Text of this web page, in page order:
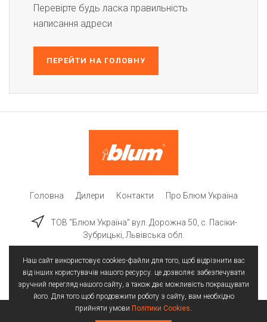
Перевірте будь ласка правильність
написання адреси
ПЕРЕЙТИ НА ГОЛОВНУ
Головна Дилери Контакти Про Блюм Україна
ТОВ “Блюм Україна” вул. Дорожна 50, c. Пасіки-
Зубрицькі, Львівська обл.
Наш сайт використовує cookies-файли для того, щоб відрізнити вас
від інших користувачів нашого ресурсу. це дозволяє забезпечувати
зручний перегляд нашого сайту, а також дає можливість покращувати
його. Для того щоб продовжити роботу з сайту, вам необхідно
прийняти умови Політики Cookies.